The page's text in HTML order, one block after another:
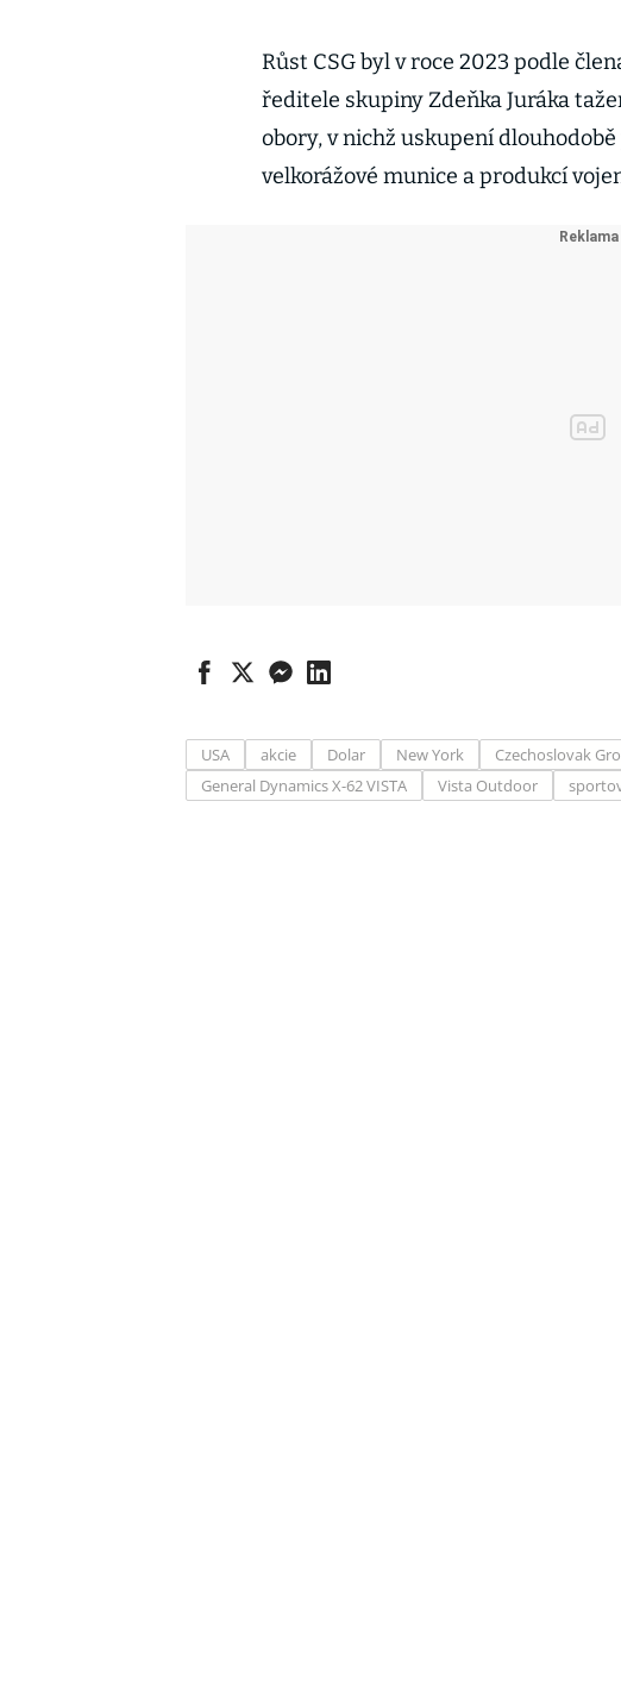
Růst CSG byl v roce 2023 podle
ředitele skupiny Zdeňka Juráka
obory, v nichž uskupení
velkorážové munice a produkcí
USA akcie Dolar New York Czechoslovak
General Dynamics X-62 VISTA
Vista Outdoor